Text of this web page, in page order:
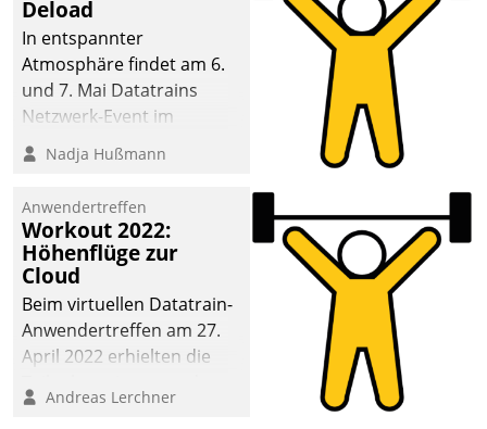
Deload
In entspannter
Atmosphäre findet am 6.
und 7. Mai Datatrains
Netzwerk-Event im
Kunden- und Partnerkreis
statt. Zentrale Frage: Wie
Mammutprojekte
meistern und Workloads
wuppen – bei zunehmend
anspruchsvollen
Aufgaben und
abnehmendem
Nadja Hußmann
Anwendertreffen
Workout 2022:
Höhenflüge zur
Cloud
Beim virtuellen Datatrain-
Anwendertreffen am 27.
April 2022 erhielten die
Teilnehmer kurzweilige
Andreas Lerchner